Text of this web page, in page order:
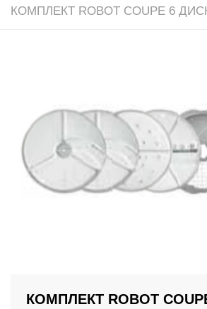
КОМПЛЕКТ ROBOT COUPE 6
КОМПЛЕКТ ROBOT